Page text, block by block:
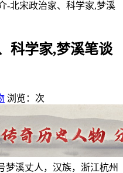
-北宋政治家、科学家,梦溪
科学家,梦溪笔谈
浏览： 次
梦溪丈人，汉族，浙江杭州